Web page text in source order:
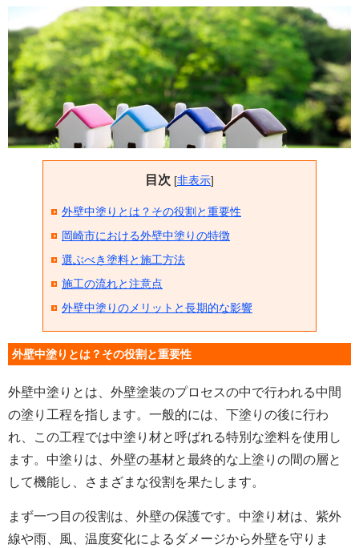
目次 [非表示]
外壁中塗りとは？その役割と重要性
岡崎市における外壁中塗りの特徴
選ぶべき塗料と施工方法
施工の流れと注意点
外壁中塗りのメリットと長期的な影響
外壁中塗りとは？その役割と重要性
外壁中塗りとは、外壁塗装のプロセスの中で行われる中間
の塗り工程を指します。一般的には、下塗りの後に行わ
れ、この工程では中塗り材と呼ばれる特別な塗料を使用し
ます。中塗りは、外壁の基材と最終的な上塗りの間の層と
して機能し、さまざまな役割を果たします。
まず一つ目の役割は、外壁の保護です。中塗り材は、紫外
線や雨、風、温度変化によるダメージから外壁を守りま